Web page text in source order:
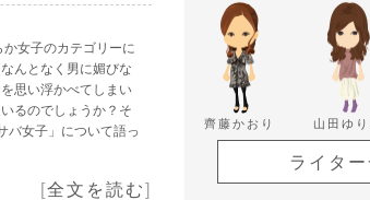
か女子のカテゴリーに
んとなく男に媚びな
思い浮かべてしまい
るのでしょうか？そ
バ女子」について語っ
[全文を読む]
齊藤かおり 山田ゆり
ライター